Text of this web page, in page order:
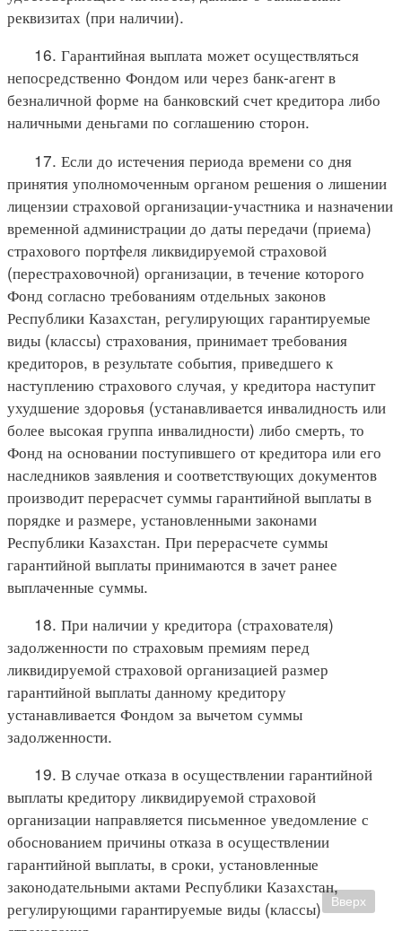
реквизитах (при наличии).
16. Гарантийная выплата может осуществляться
непосредственно Фондом или через банк-агент в
безналичной форме на банковский счет кредитора либо
наличными деньгами по соглашению сторон.
17. Если до истечения периода времени со дня
принятия уполномоченным органом решения о лишении
лицензии страховой организации-участника и назначении
временной администрации до даты передачи (приема)
страхового портфеля ликвидируемой страховой
(перестраховочной) организации, в течение которого
Фонд согласно требованиям отдельных законов
Республики Казахстан, регулирующих гарантируемые
виды (классы) страхования, принимает требования
кредиторов, в результате события, приведшего к
наступлению страхового случая, у кредитора наступит
ухудшение здоровья (устанавливается инвалидность или
более высокая группа инвалидности) либо смерть, то
Фонд на основании поступившего от кредитора или его
наследников заявления и соответствующих документов
производит перерасчет суммы гарантийной выплаты в
порядке и размере, установленными законами
Республики Казахстан. При перерасчете суммы
гарантийной выплаты принимаются в зачет ранее
выплаченные суммы.
18. При наличии у кредитора (страхователя)
задолженности по страховым премиям перед
ликвидируемой страховой организацией размер
гарантийной выплаты данному кредитору
устанавливается Фондом за вычетом суммы
задолженности.
19. В случае отказа в осуществлении гарантийной
выплаты кредитору ликвидируемой страховой
организации направляется письменное уведомление с
обоснованием причины отказа в осуществлении
гарантийной выплаты, в сроки, установленные
законодательными актами Республики Казахстан,
регулирующими гарантируемые виды (классы)
Вверх